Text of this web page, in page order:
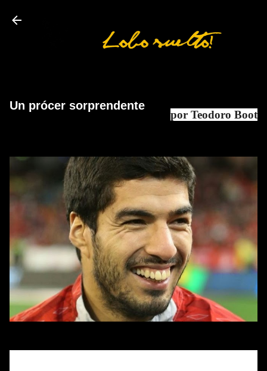
Un prócer sorprendente
por Teodoro Boot